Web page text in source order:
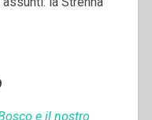
e il nostro